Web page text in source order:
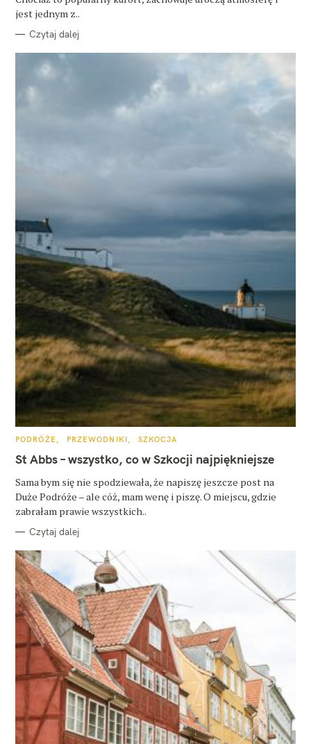
jest jednym z..
Czytaj dalej
K
T
E
O
R
I
PODRÓŻE PRZEWODNIKI SZKOCJA
St Abbs – wszystko, co w Szkocji najpiękniejsze
Sama bym się nie spodziewała, że napiszę jeszcze post na
Duże Podróże – ale cóż, mam wenę i piszę. O miejscu, gdzie
zabrałam prawie wszystkich..
Czytaj dalej